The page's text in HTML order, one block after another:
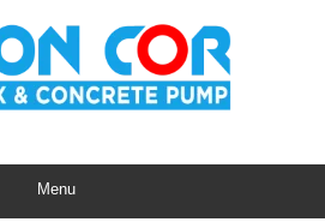
Menu